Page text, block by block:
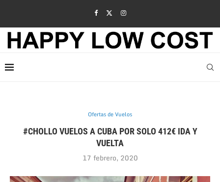
Ofertas de Vuelos
#CHOLLO VUELOS A CUBA POR SOLO 412€ IDA Y
VUELTA
17 febrero, 2020